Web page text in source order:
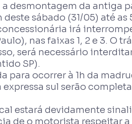
desmontagem da antiga
sábado (31/05) até
irá
nas faixas 1, 2 e 3. O
será necessário
SP).
para ocorrer à 1h da
sul serão
estará devidamente
de o motorista respeitar